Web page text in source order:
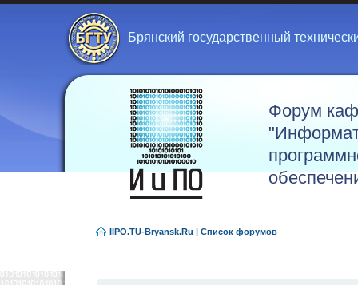
Брянский государственный
Форум
IIPO.TU-Bryansk.Ru | Список форумов